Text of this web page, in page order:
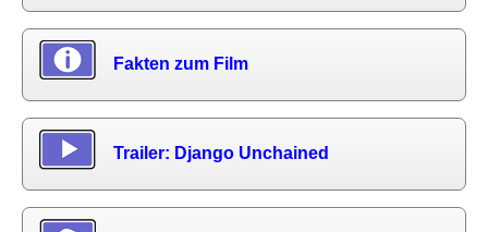
Fakten zum Film
Trailer: Django Unchained